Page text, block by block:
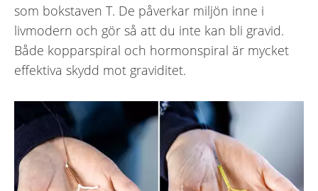
som bokstaven T. De påverkar miljön inne i
livmodern och gör så att du inte kan bli gravid.
Både kopparspiral och hormonspiral är mycket
effektiva skydd mot graviditet.